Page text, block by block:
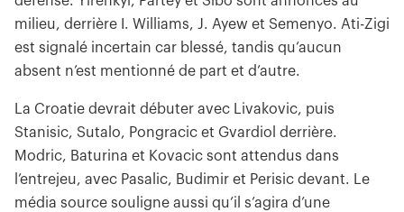
milieu, derrière I. Williams, J. Ayew et Semenyo. Ati-Zigi
est signalé incertain car blessé, tandis qu’aucun
absent n’est mentionné de part et d’autre.
La Croatie devrait débuter avec Livakovic, puis
Stanisic, Sutalo, Pongracic et Gvardiol derrière.
Modric, Baturina et Kovacic sont attendus dans
l’entrejeu, avec Pasalic, Budimir et Perisic devant. Le
média source souligne aussi qu’il s’agira d’une